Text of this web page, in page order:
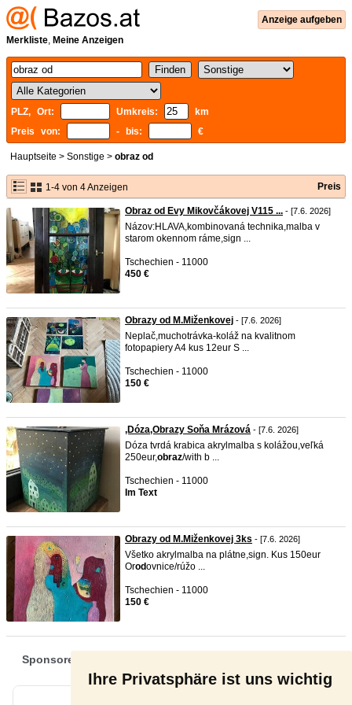
Ihre Privatsphäre ist uns wichtig
Anzeige aufgeben
Merkliste, Meine Anzeigen
PLZ, Ort: Umkreis:
km
Preis von:
- bis: €
Hauptseite > Sonstige > obraz od
1-4 von 4 Anzeigen Preis
Obraz od Evy Mikovčákovej V115 ... - [7.6. 2026]
Názov:HLAVA,kombinovaná technika,malba v
starom okennom ráme,sign ...
Tschechien - 11000
450 €
Obrazy od M.Miženkovej - [7.6. 2026]
Neplač,muchotrávka-koláž na kvalitnom
fotopapiery A4 kus 12eur S ...
Tschechien - 11000
150 €
,Dóza,Obrazy Soňa Mrázová - [7.6. 2026]
Dóza tvrdá krabica akrylmalba s kolážou,veľká
250eur,obraz/with b ...
Tschechien - 11000
Im Text
Obrazy od M.Miženkovej 3ks - [7.6. 2026]
Všetko akrylmalba na plátne,sign. Kus 150eur
Orodovnice/rúžo ...
Tschechien - 11000
150 €